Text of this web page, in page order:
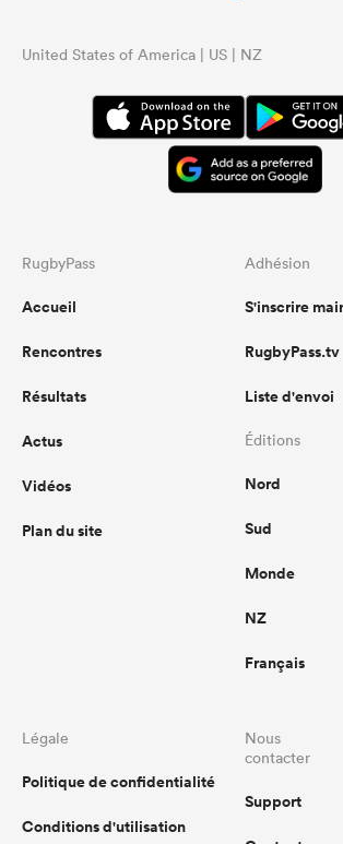
United States of America | US | NZ
RugbyPass
Accueil
Rencontres
Résultats
Actus
Vidéos
Plan du site
Adhésion
S'inscrire
RugbyPass.tv
Liste d'envoi
Éditions
Nord
Sud
Monde
NZ
Français
Légale
Politique de confidentialité
Conditions d'utilisation
Nous
contacter
Support